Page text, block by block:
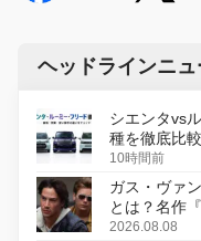
ヘッドラインニュ
シエンタvs
種を徹底比較
10時間前
ガス・ヴァ
とは？名作
初のデジタ
2026.08.08